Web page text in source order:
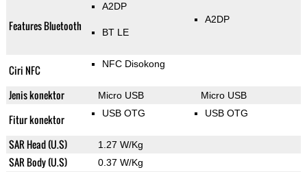
Features Bluetooth
A2DP
BT LE
A2DP
Ciri NFC NFC Disokong
Jenis konektor Micro USB Micro USB
Fitur konektor USB OTG USB OTG
SAR Head (U.S) 1.27 W/Kg
SAR Body (U.S) 0.37 W/Kg